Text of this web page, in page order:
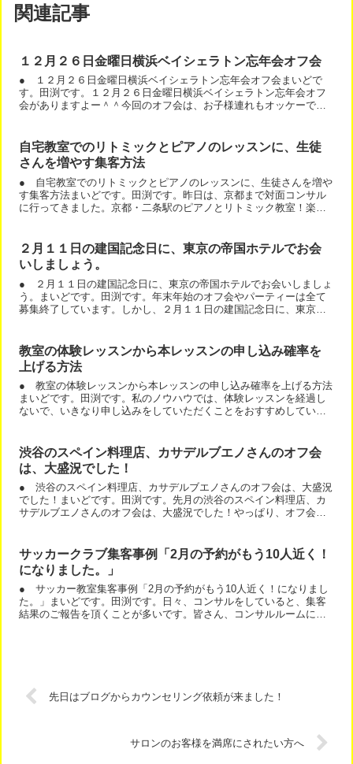
関連記事
１２月２６日金曜日横浜ベイシェラトン忘年会オフ会
● １２月２６日金曜日横浜ベイシェラトン忘年会オフ会まいどで
す。田渕です。１２月２６日金曜日横浜ベイシェラトン忘年会オフ
会がありますよー＾＾今回のオフ会は、お子様連れもオッケーで
自宅教室でのリトミックとピアノのレッスンに、生徒
さんを増やす集客方法
● 自宅教室でのリトミックとピアノのレッスンに、生徒さんを増や
す集客方法まいどです。田渕です。昨日は、京都まで対面コンサル
に行ってきました。京都・二条駅のピアノとリトミック教室！楽し
２月１１日の建国記念日に、東京の帝国ホテルでお会
いしましょう。
● ２月１１日の建国記念日に、東京の帝国ホテルでお会いしましょ
う。まいどです。田渕です。年末年始のオフ会やパーティーは全て
募集終了しています。しかし、２月１１日の建国記念日に、東京の
教室の体験レッスンから本レッスンの申し込み確率を
上げる方法
● 教室の体験レッスンから本レッスンの申し込み確率を上げる方法
まいどです。田渕です。私のノウハウでは、体験レッスンを経過し
ないで、いきなり申し込みをしていただくことをおすすめしていま
渋谷のスペイン料理店、カサデルブエノさんのオフ会
は、大盛況でした！
● 渋谷のスペイン料理店、カサデルブエノさんのオフ会は、大盛況
でした！まいどです。田渕です。先月の渋谷のスペイン料理店、カ
サデルブエノさんのオフ会は、大盛況でした！やっぱり、オフ会っ
サッカークラブ集客事例「2月の予約がもう10人近く！
になりました。」
● サッカー教室集客事例「2月の予約がもう10人近く！になりまし
た。」まいどです。田渕です。日々、コンサルをしていると、集客
結果のご報告を頂くことが多いです。皆さん、コンサルルームに書
先日はブログからカウンセリング依頼が来ました！
サロンのお客様を満席にされたい方へ